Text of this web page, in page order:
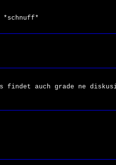
findet auch grade ne